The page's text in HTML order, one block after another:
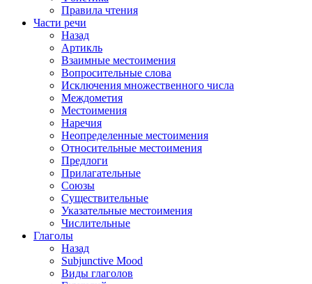
Правила чтения
Части речи
Назад
Артикль
Взаимные местоимения
Вопросительные слова
Исключения множественного числа
Междометия
Местоимения
Наречия
Неопределенные местоимения
Относительные местоимения
Предлоги
Прилагательные
Союзы
Существительные
Указательные местоимения
Числительные
Глаголы
Назад
Subjunctive Mood
Виды глаголов